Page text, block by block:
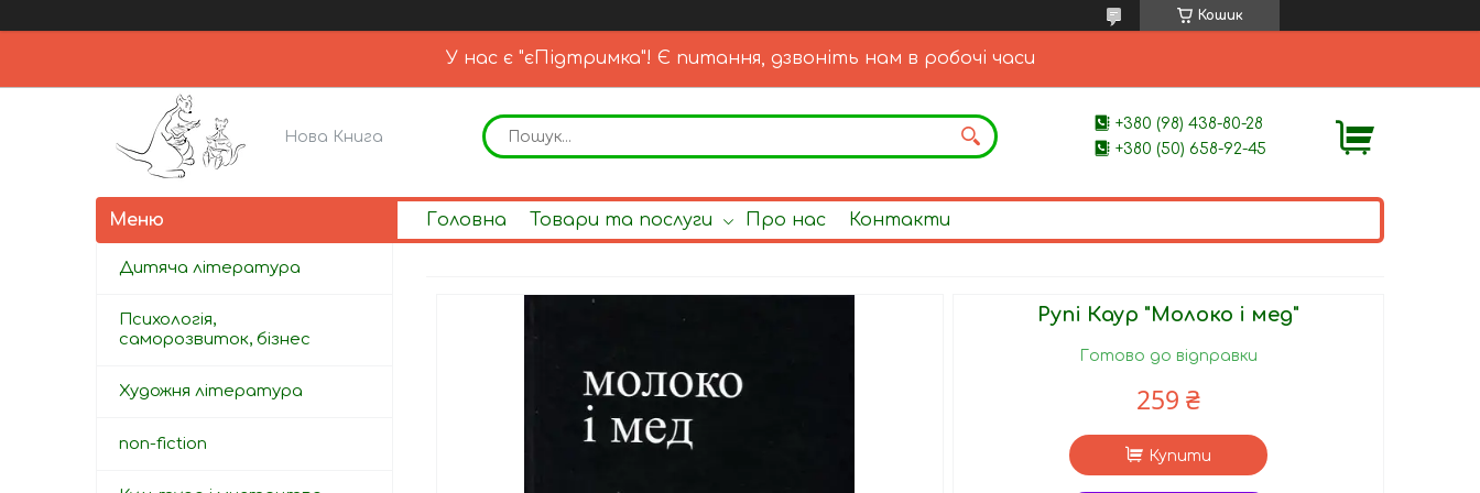
Кошик
У нас є "єПідтримка"! Є питання, дзвоніть нам в робочі часи
Нова Книга
+380 (98) 438-80-28
+380 (50) 658-92-45
Головна Товари та послуги Про нас Контакти
Рупі Каур "Молоко і мед"
Готово до відправки
259 ₴
Купити
Дитяча література
Психологія,
саморозвиток, бізнес
Художня література
non-fiction